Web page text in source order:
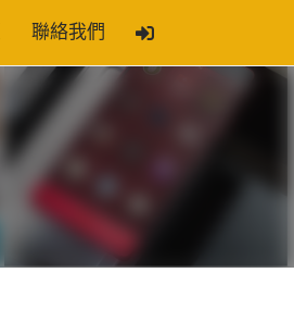
聯絡我們